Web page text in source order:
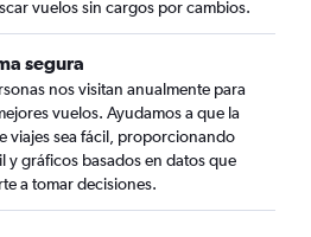
vuelos sin cargos por cambios.
segura
nos visitan anualmente para
vuelos. Ayudamos a que la
viajes sea fácil, proporcionando
y gráficos basados en datos que
a tomar decisiones.